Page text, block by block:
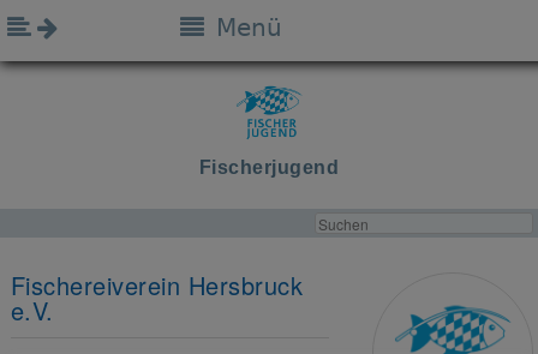
Fischerjugend
Menü
Fischereiverein Hersbruck
e.V.